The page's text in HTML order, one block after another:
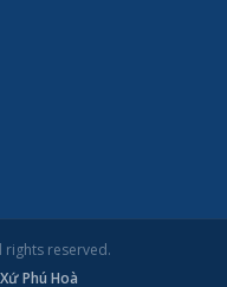
rights reserved.
Phú Hoà